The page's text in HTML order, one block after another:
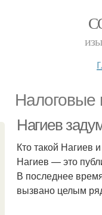
Налоговые
Нагиев
Кто такой Нагиев
Нагиев — это
В последнее
вызвано целым